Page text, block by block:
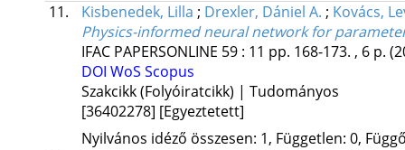
11.
Kisbenedek, Lilla ; Drexler, Dániel A. ; Kovács,
Physics-informed neural network for
IFAC PAPERSONLINE 59: 11 pp. 168-173. , 6 p.
DOI WoS Scopus
Szakcikk (Folyóiratcikk) | Tudományos
[36402278] [Egyeztetett]
Nyilvános idéző összesen: 1, Független: 0,